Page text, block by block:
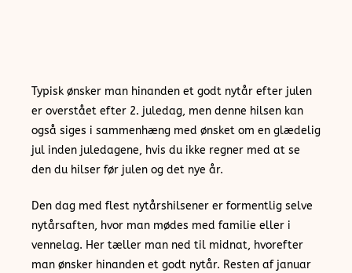
Typisk ønsker man hinanden et godt nytår efter julen
er overstået efter 2. juledag, men denne hilsen kan
også siges i sammenhæng med ønsket om en glædelig
jul inden juledagene, hvis du ikke regner med at se
den du hilser før julen og det nye år.
Den dag med flest nytårshilsener er formentlig selve
nytårsaften, hvor man mødes med familie eller i
vennelag. Her tæller man ned til midnat, hvorefter
man ønsker hinanden et godt nytår. Resten af januar